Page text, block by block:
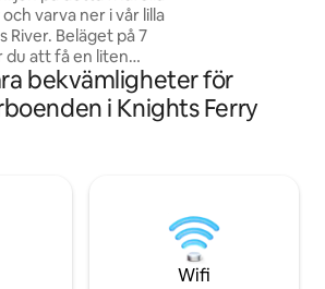
River. Beläget på 7
att få en liten
samtidigt som du
i hemmet. Kajak
njut av utsikten
1 timme Lake
Don Pedro: 45
Casino: 30
bekvämligheter för
i Knights Ferry
Wifi